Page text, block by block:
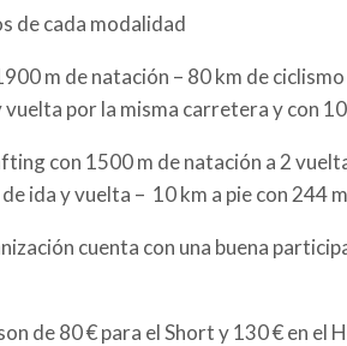
de cada modalidad
m de natación – 80 km de
por la misma carretera y con
con 1500 m de natación a 2
ida y vuelta – 10 km a pie con 244
cuenta con una buena
de 80 € para el Short y 130 € en el